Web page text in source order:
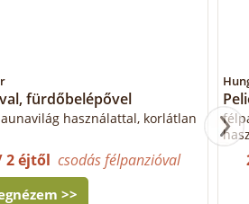
fürdőbelépővel
használattal, korlátlan
2 éjtől csodás félpanzióval
>>